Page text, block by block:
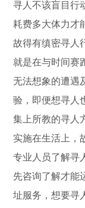
寻人不该盲目行
耗费多大体力才
故得有缜密寻人
就是在与时间赛
无法想象的遭遇
验，即便想寻人
集上所教的寻人
实施在生活上，
专业人员了解寻
先咨询了解才能
址服务，想要寻